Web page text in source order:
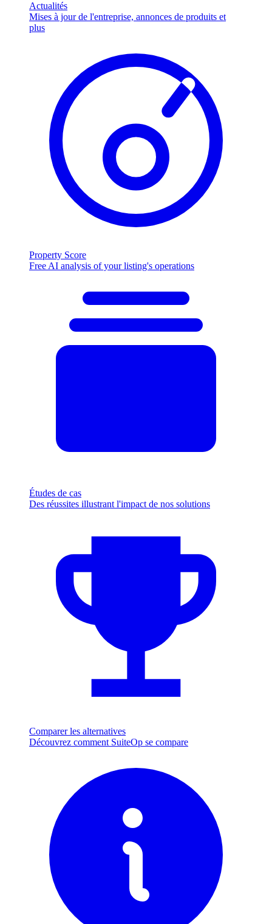
Actualités
Mises à jour de l'entreprise, annonces de produits et
plus
Property Score
Free AI analysis of your listing's operations
Études de cas
Des réussites illustrant l'impact de nos solutions
Comparer les alternatives
Découvrez comment SuiteOp se compare